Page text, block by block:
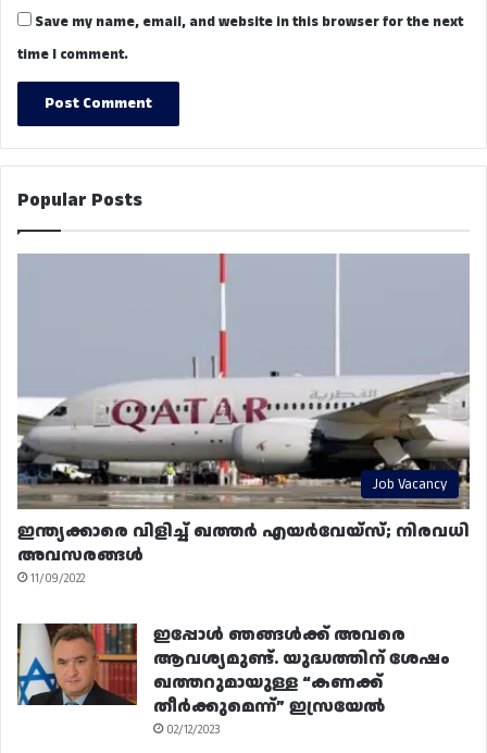
Save my name, email, and website in this browser for the next
time I comment.
Popular Posts
Job Vacancy
ഇന്ത്യക്കാരെ വിളിച്ച് ഖത്തർ എയർവേയ്‌സ്; നിരവധി
അവസരങ്ങൾ
11/09/2022
ഇപ്പോൾ ഞങ്ങൾക്ക് അവരെ
ആവശ്യമുണ്ട്. യുദ്ധത്തിന് ശേഷം
ഖത്തറുമായുള്ള “കണക്ക്
തീർക്കുമെന്ന്” ഇസ്രയേൽ
02/12/2023